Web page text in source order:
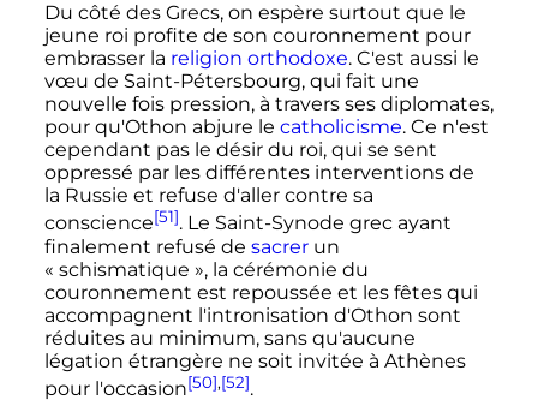
Du côté des Grecs, on espère surtout que le
jeune roi profite de son couronnement pour
embrasser la religion orthodoxe. C'est aussi le
vœu de Saint-Pétersbourg, qui fait une
nouvelle fois pression, à travers ses diplomates,
pour qu'Othon abjure le catholicisme. Ce n'est
cependant pas le désir du roi, qui se sent
oppressé par les différentes interventions de
la Russie et refuse d'aller contre sa
conscience[51]. Le Saint-Synode grec ayant
finalement refusé de sacrerun
« schismatique », la cérémonie du
couronnement est repoussée et les fêtes qui
accompagnent l'intronisation d'Othon sont
réduites au minimum, sans qu'aucune
légation étrangère ne soit invitée à Athènes
pour l'occasion[50],[52].